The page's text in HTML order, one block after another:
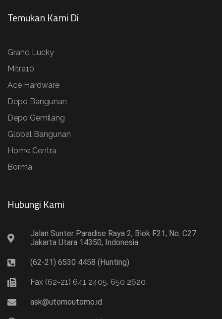
Temukan Kami Di
Grand Lucky
Mitra10
Ace Hardware
Depo Bangunan
Depo Gemilang
Global Bangunan
Home Centra
Borma
Hubungi Kami​
Jalan Sunter Paradise Raya 2, Blok F21, No. C27
Jakarta Utara 14350, Indonesia
(62-21) 6530 4458 (Hunting)
Fax (62-21) 641 2405, 650 2620
ask@utomoutomo.id